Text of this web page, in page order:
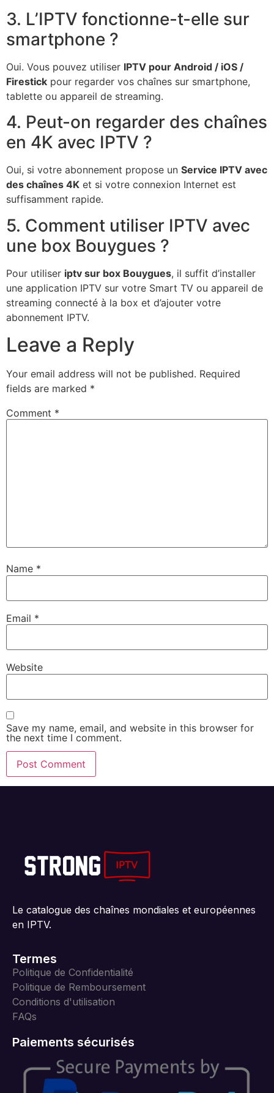
3. L’IPTV fonctionne-t-elle sur
smartphone ?
Oui. Vous pouvez utiliser IPTV pour Android / iOS /
Firestick pour regarder vos chaînes sur smartphone,
tablette ou appareil de streaming.
4. Peut-on regarder des chaînes
en 4K avec IPTV ?
Oui, si votre abonnement propose un Service IPTV avec
des chaînes 4K et si votre connexion Internet est
suffisamment rapide.
5. Comment utiliser IPTV avec
une box Bouygues ?
Pour utiliser iptv sur box Bouygues, il suffit d’installer
une application IPTV sur votre Smart TV ou appareil de
streaming connecté à la box et d’ajouter votre
abonnement IPTV.
Leave a Reply
Your email address will not be published. Required
fields are marked *
Comment *
Name *
Email *
Website
Save my name, email, and website in this browser for
the next time I comment.
Le catalogue des chaînes mondiales et européennes
en IPTV.
Termes
Politique de Confidentialité
Politique de Remboursement
Conditions d'utilisation
FAQs
Paiements sécurisés